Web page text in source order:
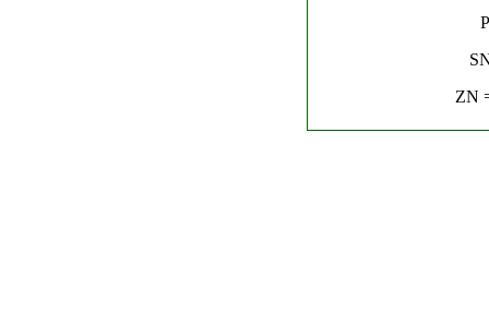
ZN